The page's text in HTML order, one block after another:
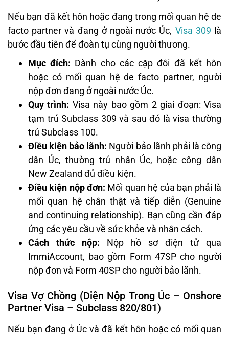
Nếu bạn đã kết hôn hoặc đang trong mối quan hệ de
facto partner và đang ở ngoài nước Úc, Visa 309 là
bước đầu tiên để đoàn tụ cùng người thương.
Mục đích: Dành cho các cặp đôi đã kết hôn
hoặc có mối quan hệ de facto partner, người
nộp đơn đang ở ngoài nước Úc.
Quy trình: Visa này bao gồm 2 giai đoạn: Visa
tạm trú Subclass 309 và sau đó là visa thường
trú Subclass 100.
Điều kiện bảo lãnh: Người bảo lãnh phải là công
dân Úc, thường trú nhân Úc, hoặc công dân
New Zealand đủ điều kiện.
Điều kiện nộp đơn: Mối quan hệ của bạn phải là
mối quan hệ chân thật và tiếp diễn (Genuine
and continuing relationship). Bạn cũng cần đáp
ứng các yêu cầu về sức khỏe và nhân cách.
Cách thức nộp: Nộp hồ sơ điện tử qua
ImmiAccount, bao gồm Form 47SP cho người
nộp đơn và Form 40SP cho người bảo lãnh.
Visa Vợ Chồng (Diện Nộp Trong Úc – Onshore
Partner Visa – Subclass 820/801)
Nếu bạn đang ở Úc và đã kết hôn hoặc có mối quan